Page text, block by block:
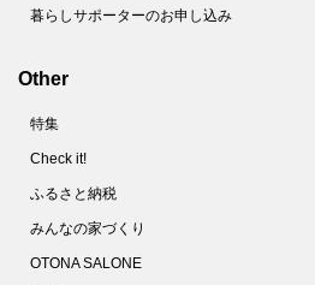
暮らしサポーターのお申し込み
Other
特集
Check it!
ふるさと納税
みんなの家づくり
OTONA SALONE